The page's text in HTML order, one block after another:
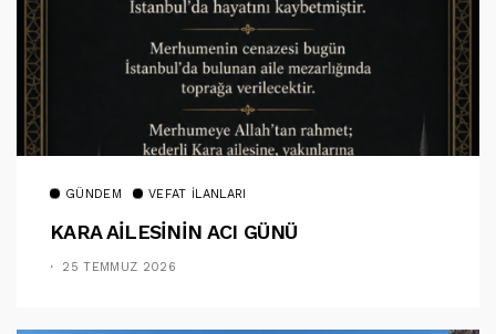
GÜNDEM VEFAT İLANLARI
KARA AİLESİNİN ACI GÜNÜ
25 TEMMUZ 2026